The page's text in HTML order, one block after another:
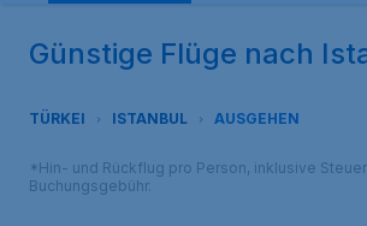
Günstige Flüge nach
TÜRKEI ISTANBUL AUSGEHEN
*Hin- und Rückflug pro Person, inklusive
Buchungsgebühr.